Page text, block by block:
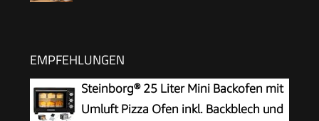
EMPFEHLUNGEN
Steinborg® 25 Liter Mini Backofen mit
Umluft Pizza Ofen inkl. Backblech und